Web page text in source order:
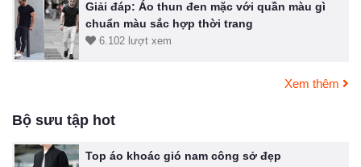
Giải đáp: Áo thun đen mặc với quần màu gì
chuẩn màu sắc hợp thời trang
6.102 lượt xem
Xem thêm
Bộ sưu tập hot
Top áo khoác gió nam công sở đẹp